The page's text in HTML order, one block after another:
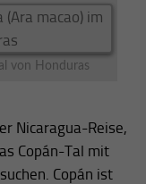
von Honduras
Nicaragua-Reise,
Copán-Tal mit
Copán ist